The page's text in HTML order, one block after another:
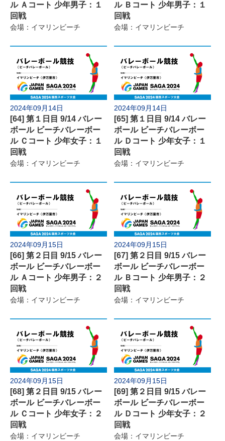
ル Ａコート 少年男子：１
回戦
会場：イマリンビーチ
ル Ｂコート 少年男子：１
回戦
会場：イマリンビーチ
2024年09月14日
[64] 第１日目 9/14 バレー
ボール ビーチバレーボー
ル Ｃコート 少年女子：１
回戦
会場：イマリンビーチ
2024年09月14日
[65] 第１日目 9/14 バレー
ボール ビーチバレーボー
ル Ｄコート 少年女子：１
回戦
会場：イマリンビーチ
2024年09月15日
[66] 第２日目 9/15 バレー
ボール ビーチバレーボー
ル Ａコート 少年男子：２
回戦
会場：イマリンビーチ
2024年09月15日
[67] 第２日目 9/15 バレー
ボール ビーチバレーボー
ル Ｂコート 少年男子：２
回戦
会場：イマリンビーチ
2024年09月15日
[68] 第２日目 9/15 バレー
ボール ビーチバレーボー
ル Ｃコート 少年女子：２
回戦
会場：イマリンビーチ
2024年09月15日
[69] 第２日目 9/15 バレー
ボール ビーチバレーボー
ル Ｄコート 少年女子：２
回戦
会場：イマリンビーチ